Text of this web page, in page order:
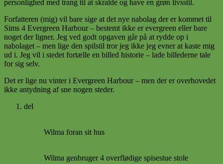
personlighed med trang til at skralde og have en grøn livsstil.
Forfatteren (mig) vil bare sige at det nye nabolag der er kommet til
Sims 4 Evergreen Harbour – bestemt ikke er evergreen eller bare
noget der ligner. Jeg ved godt opgaven går på at rydde op i
nabolaget – men lige den spilstil tror jeg ikke jeg evner at kaste mig
ud i. Jeg vil i stedet fortælle en billed historie – lade billederne tale
for sig selv.
Det er lige nu vinter i Evergreen Harbour – men der er overhovedet
ikke antydning af sne nogen steder.
del
Wilma foran sit hus
Wilma genbruger 4 overflødige spisestue stole